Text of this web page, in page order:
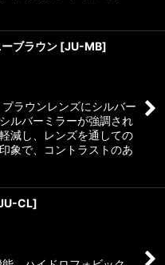
ブラウン [JU-MB]
ラウンレンズにシルバー
ルバーミラーが強調され
減し、レンズを通しての
象で、コントラストのあ
CL]